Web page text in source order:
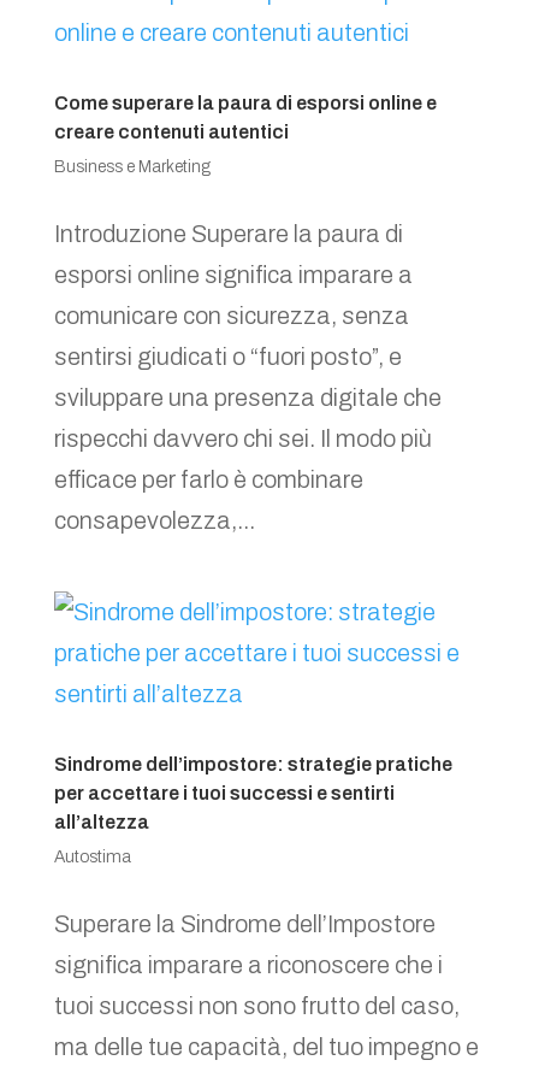
Come superare la paura di esporsi online e
creare contenuti autentici
Business e Marketing
Introduzione Superare la paura di
esporsi online significa imparare a
comunicare con sicurezza, senza
sentirsi giudicati o “fuori posto”, e
sviluppare una presenza digitale che
rispecchi davvero chi sei. Il modo più
efficace per farlo è combinare
consapevolezza,...
Sindrome dell’impostore: strategie pratiche
per accettare i tuoi successi e sentirti
all’altezza
Autostima
Superare la Sindrome dell’Impostore
significa imparare a riconoscere che i
tuoi successi non sono frutto del caso,
ma delle tue capacità, del tuo impegno e